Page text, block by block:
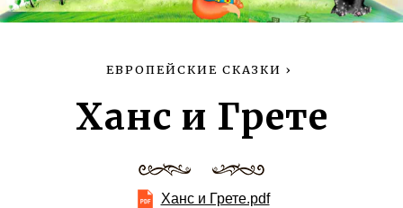
ЕВРОПЕЙСКИЕ СКАЗКИ ›
Ханс и Грете
Ханс и Грете.pdf